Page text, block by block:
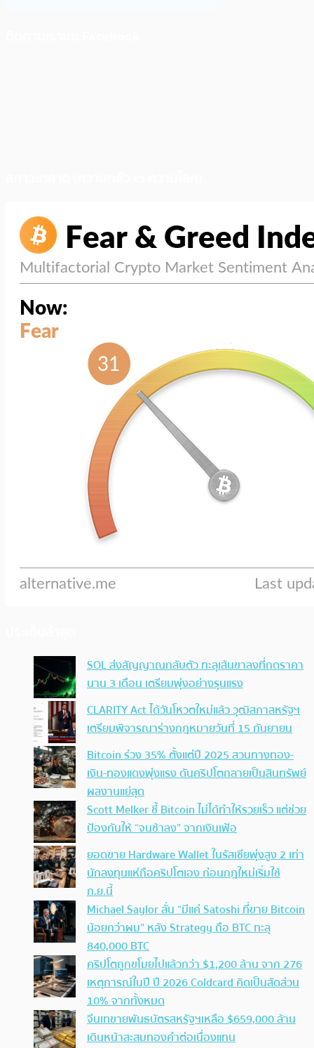
SOL ส่งสัญญาณกลับตัว ทะลุเส้นขาลงที่กดราคา
นาน 3 เดือน เตรียมพุ่งอย่างรุนแรง
CLARITY Act ได้วันโหวตใหม่แล้ว วุฒิสภาสหรัฐฯ
เตรียมพิจารณาร่างกฎหมายวันที่ 15 กันยายน
Bitcoin ร่วง 35% ตั้งแต่ปี 2025 สวนทางทอง-
เงิน-ทองแดงพุ่งแรง ดันคริปโตกลายเป็นสินทรัพย์
ผลงานแย่สุด
Scott Melker ชี้ Bitcoin ไม่ได้ทำให้รวยเร็ว แต่ช่วย
ป้องกันให้ “จนช้าลง” จากเงินเฟ้อ
ยอดขาย Hardware Wallet ในรัสเซียพุ่งสูง 2 เท่า
นักลงทุนแห่ถือคริปโตเอง ก่อนกฎใหม่เริ่มใช้
ก.ย.นี้
Michael Saylor ลั่น “มีแค่ Satoshi ที่ขาย Bitcoin
น้อยกว่าผม” หลัง Strategy ถือ BTC ทะลุ
840,000 BTC
คริปโตถูกขโมยไปแล้วกว่า $1,200 ล้าน จาก 276
เหตุการณ์ในปี ปี 2026 Coldcard คิดเป็นสัดส่วน
10% จากทั้งหมด
จีนเทขายพันธบัตรสหรัฐฯเหลือ $659,000 ล้าน
เดินหน้าสะสมทองคำต่อเนื่องแทน